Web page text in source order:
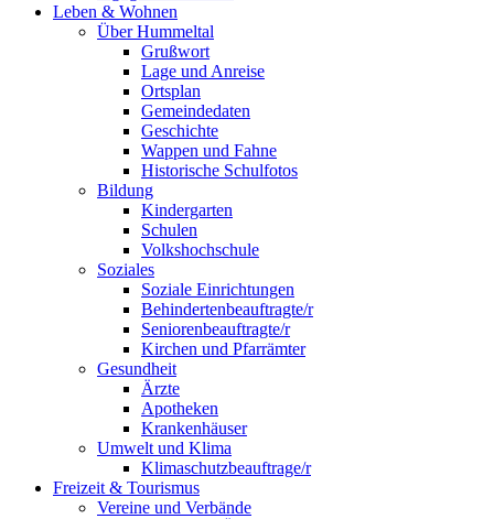
Leben & Wohnen
Über Hummeltal
Grußwort
Lage und Anreise
Ortsplan
Gemeindedaten
Geschichte
Wappen und Fahne
Historische Schulfotos
Bildung
Kindergarten
Schulen
Volkshochschule
Soziales
Soziale Einrichtungen
Behindertenbeauftragte/r
Seniorenbeauftragte/r
Kirchen und Pfarrämter
Gesundheit
Ärzte
Apotheken
Krankenhäuser
Umwelt und Klima
Klimaschutzbeauftrage/r
Freizeit & Tourismus
Vereine und Verbände